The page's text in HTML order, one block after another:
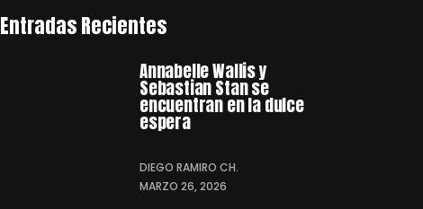
Entradas Recientes
Annabelle Wallis y
Sebastian Stan se
encuentran en la dulce
espera
DIEGO RAMIRO CH.
MARZO 26, 2026